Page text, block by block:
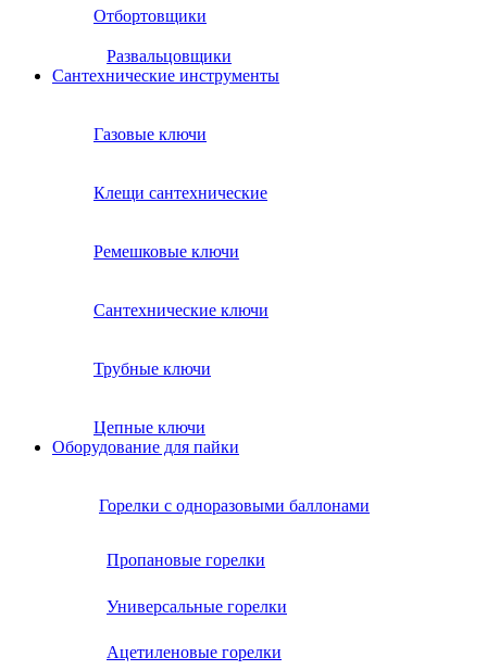
Отбортовщики
Развальцовщики
Сантехнические инcтрументы
Газовые ключи
Клещи сантехнические
Ремешковые ключи
Сантехнические ключи
Трубные ключи
Цепные ключи
Оборудование для пайки
Горелки с одноразовыми баллонами
Пропановые горелки
Универсальные горелки
Ацетиленовые горелки